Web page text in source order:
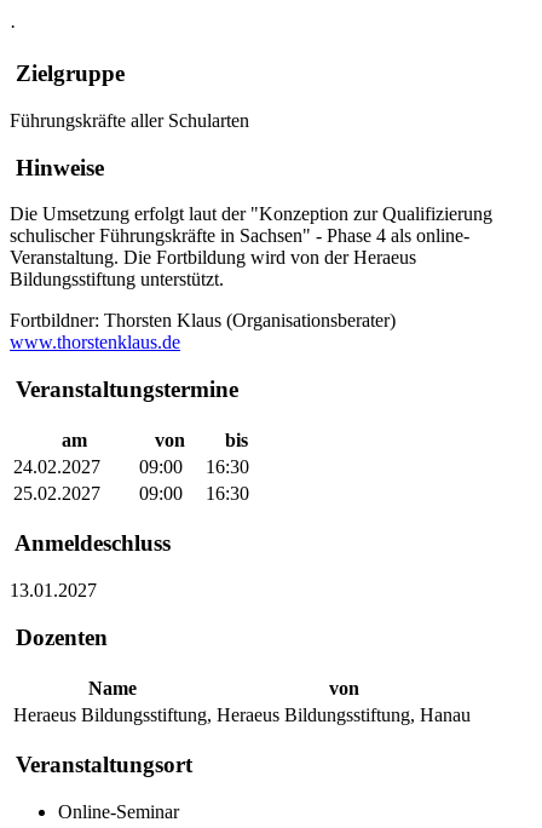
·
Zielgruppe
Führungskräfte aller Schularten
Hinweise
Die Umsetzung erfolgt laut der "Konzeption zur Qualifizierung
schulischer Führungskräfte in Sachsen" - Phase 4 als online-
Veranstaltung. Die Fortbildung wird von der Heraeus
Bildungsstiftung unterstützt.
Fortbildner: Thorsten Klaus (Organisationsberater)
www.thorstenklaus.de
Veranstaltungstermine
am von
bis
24.02.2027
09:00
16:30
25.02.2027
09:00 16:30
Anmeldeschluss
13.01.2027
Dozenten
Name
von
Heraeus Bildungsstiftung, Heraeus Bildungsstiftung, Hanau
Veranstaltungsort
Online-Seminar